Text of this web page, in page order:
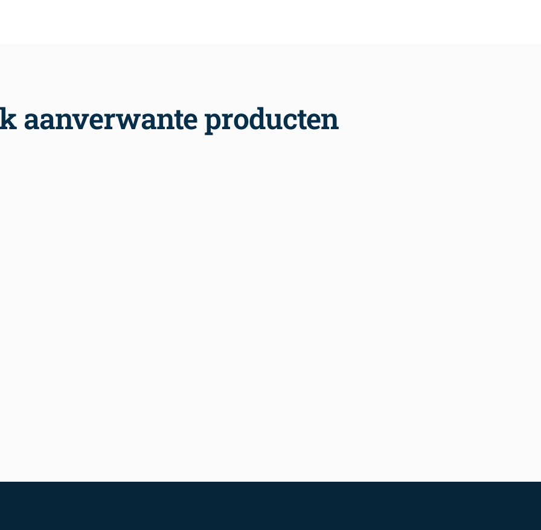
aanverwante producten